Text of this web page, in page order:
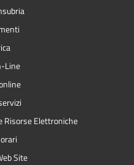
Line
Risorse Elettroniche
Site